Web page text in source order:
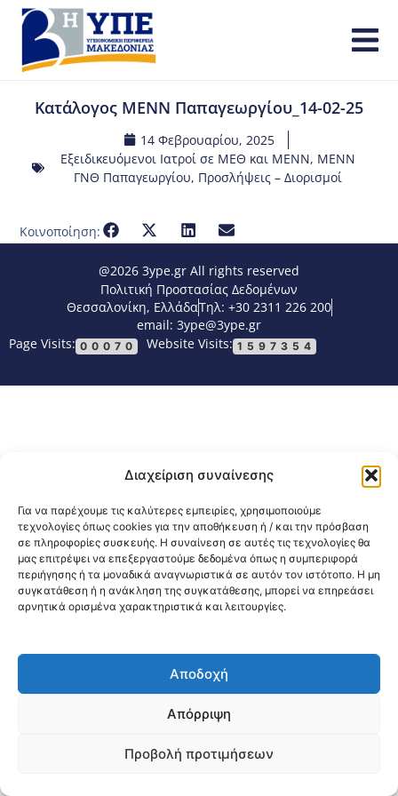
Διαχείριση συναίνεσης
Για να παρέχουμε τις καλύτερες εμπειρίες, χρησιμοποιούμε
τεχνολογίες όπως cookies για την αποθήκευση ή / και την πρόσβαση
σε πληροφορίες συσκευής. Η συναίνεση σε αυτές τις τεχνολογίες θα
μας επιτρέψει να επεξεργαστούμε δεδομένα όπως η συμπεριφορά
περιήγησης ή τα μοναδικά αναγνωριστικά σε αυτόν τον ιστότοπο. Η μη
συγκατάθεση ή η ανάκληση της συγκατάθεσης, μπορεί να επηρεάσει
αρνητικά ορισμένα χαρακτηριστικά και λειτουργίες.
Αποδοχή
Απόρριψη
Προβολή προτιμήσεων
Κατάλογος ΜΕΝΝ Παπαγεωργίου_14-02-25
14 Φεβρουαρίου, 2025
Εξειδικευόμενοι Ιατροί σε ΜΕΘ και ΜΕΝΝ, ΜΕΝΝ
ΓΝΘ Παπαγεωργίου, Προσλήψεις – Διορισμοί
Κοινοποίηση:
@2026 3ype.gr All rights reserved
Πολιτική Προστασίας Δεδομένων
Θεσσαλονίκη, ΕλλάδαΤηλ: +30 2311 226 200
email: 3ype@3ype.gr
Page Visits: 00070 Website Visits: 1597354